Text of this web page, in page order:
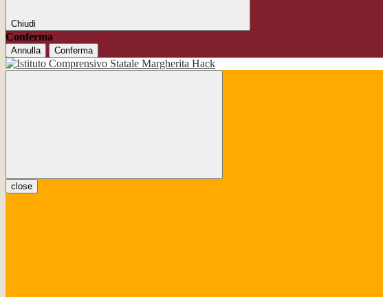
Chiudi
Conferma
Annulla Conferma
close